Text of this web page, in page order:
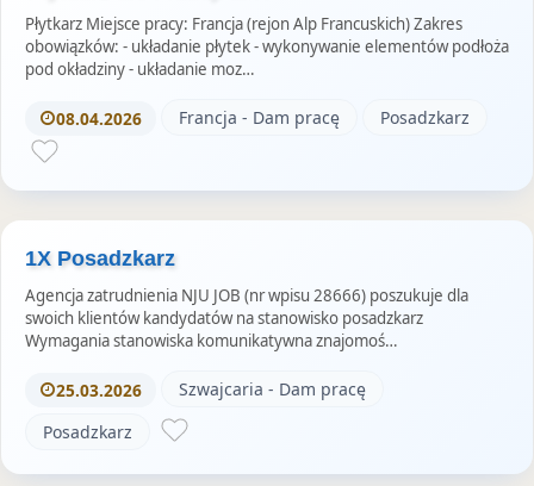
Płytkarz Miejsce pracy: Francja (rejon Alp Francuskich) Zakres
obowiązków: - układanie płytek - wykonywanie elementów podłoża
pod okładziny - układanie moz…
08.04.2026 Francja - Dam pracę Posadzkarz
1X Posadzkarz
Agencja zatrudnienia NJU JOB (nr wpisu 28666) poszukuje dla
swoich klientów kandydatów na stanowisko posadzkarz
Wymagania stanowiska komunikatywna znajomoś…
25.03.2026
Szwajcaria - Dam pracę
Posadzkarz